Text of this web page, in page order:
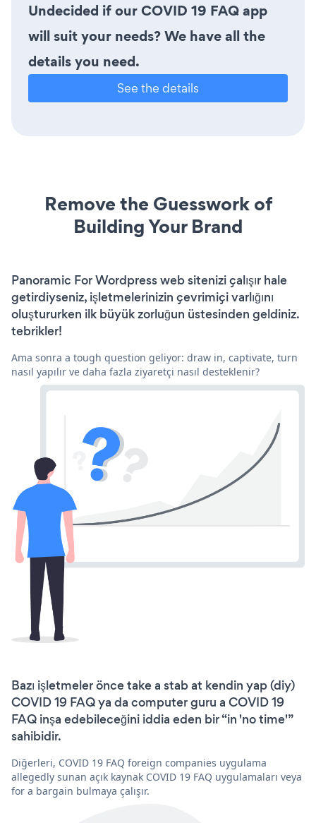
Undecided if our COVID 19 FAQ app
will suit your needs? We have all the
details you need.
See the details
Remove the Guesswork of
Building Your Brand
Panoramic For Wordpress web sitenizi çalışır hale
getirdiyseniz, işletmelerinizin çevrimiçi varlığını
oluştururken ilk büyük zorluğun üstesinden geldiniz.
tebrikler!
Ama sonra a tough question geliyor: draw in, captivate, turn
nasıl yapılır ve daha fazla ziyaretçi nasıl desteklenir?
Bazı işletmeler önce take a stab at kendin yap (diy)
COVID 19 FAQ ya da computer guru a COVID 19
FAQ inşa edebileceğini iddia eden bir “in 'no time'”
sahibidir.
Diğerleri, COVID 19 FAQ foreign companies uygulama
allegedly sunan açık kaynak COVID 19 FAQ uygulamaları veya
for a bargain bulmaya çalışır.